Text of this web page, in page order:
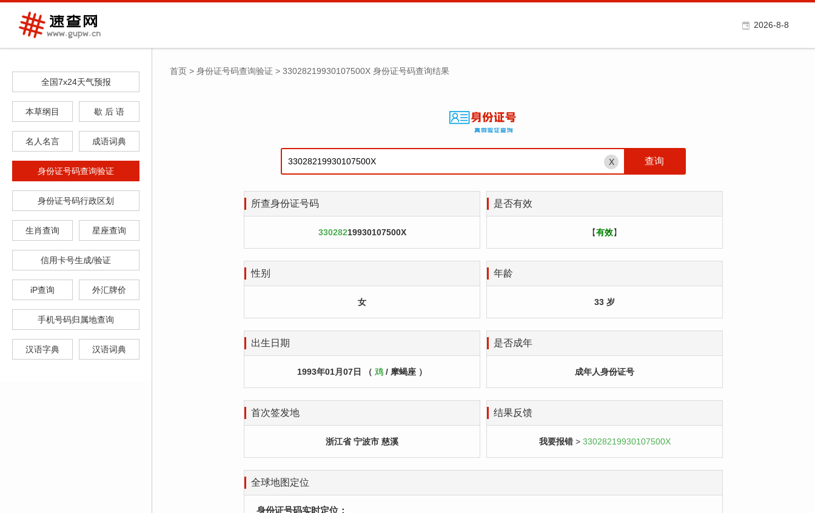
2026-8-8
全国7x24天气预报
本草纲目 歇 后 语
名人名言 成语词典
身份证号码查询验证
身份证号码行政区划
生肖查询 星座查询
信用卡号生成/验证
iP查询 外汇牌价
手机号码归属地查询
汉语字典 汉语词典
首页 > 身份证号码查询验证 > 33028219930107500X 身份证号码查询结果
X
所查身份证号码
33028219930107500X
是否有效
【有效】
性别
女
年龄
33 岁
出生日期
1993年01月07日 （ 鸡 / 摩蝎座 ）
是否成年
成年人身份证号
首次签发地
浙江省 宁波市 慈溪
结果反馈
我要报错 > 33028219930107500X
全球地图定位
身份证号码实时定位：